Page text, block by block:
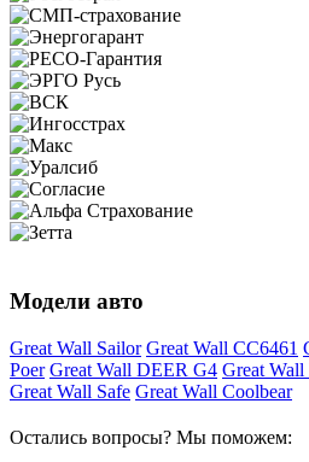
Модели авто
Great Wall Sailor Great Wall CC6461
Poer Great Wall DEER G4 Great
Great Wall Safe Great Wall Coolbear
Остались вопросы? Мы поможем: